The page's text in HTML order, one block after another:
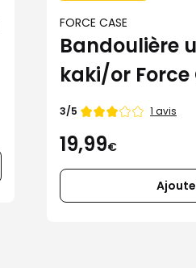
FORCE CASE
Bandoulière
kaki/or
smartphone
Note
3/5 1 avis
19,99€